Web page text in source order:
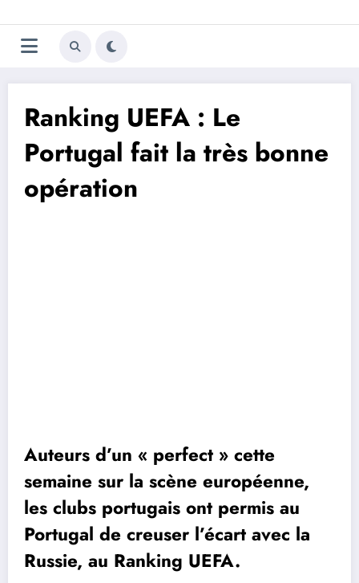
au
contenu
Trivela
L'actualité du football
Ranking UEFA : Le
Portugal fait la très bonne
opération
Auteurs d’un « perfect » cette
semaine sur la scène européenne,
les clubs portugais ont permis au
Portugal de creuser l’écart avec la
Russie, au Ranking UEFA.